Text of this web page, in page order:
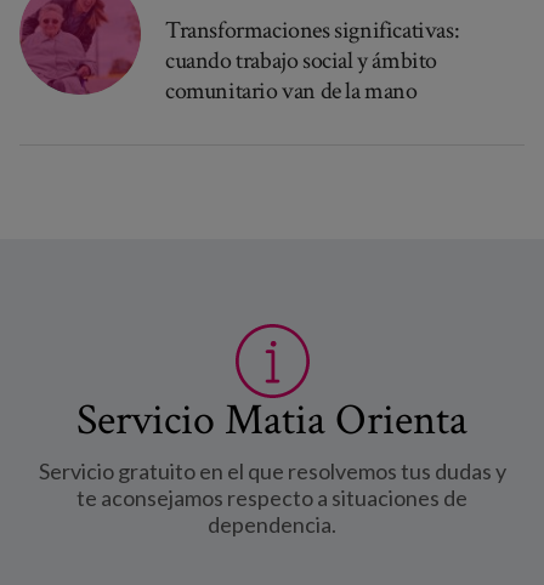
Transformaciones significativas:
cuando trabajo social y ámbito
comunitario van de la mano
Servicio Matia Orienta
Servicio gratuito en el que resolvemos tus dudas y
te aconsejamos respecto a situaciones de
dependencia.